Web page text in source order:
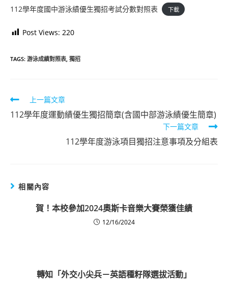
112學年度國中游泳績優生獨招考試分數對照表 下載
Post Views: 220
TAGS: 游泳成績對照表 獨招
Read
more
上一篇文章
112學年度運動績優生獨招簡章(含國中部游泳績優生簡章)
下一篇文章
112學年度游泳項目獨招注意事項及分組表
相關內容
賀！本校參加2024奧斯卡音樂大賽榮獲佳績
12/16/2024
轉知「外交小尖兵－英語種籽隊選拔活動」